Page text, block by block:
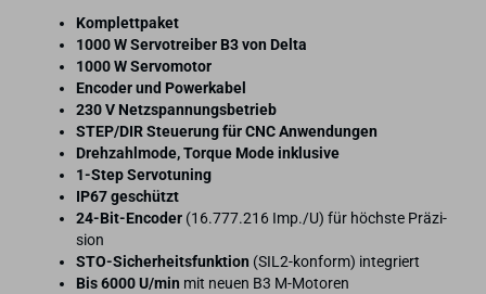
Kom­plett­pa­ket
1000 W Ser­vo­trei­ber B3 von Delta
1000 W Ser­vo­mo­tor
En­co­der und Powerka­bel
230 V Netz­span­nungs­be­trieb
STEP/DIR Steue­rung für CNC An­wen­dun­gen
Dreh­zahl­mo­de, Tor­que Mode in­klu­si­ve
1-​Step Ser­vo­tu­ning
IP67 ge­schützt
24-​Bit-Encoder (16.777.216 Imp./U) für höchs­te Prä­zi­
si­on
STO-​Sicherheitsfunktion (SIL2-​konform) in­te­griert
Bis 6000 U/min mit neuen B3 M-​Motoren